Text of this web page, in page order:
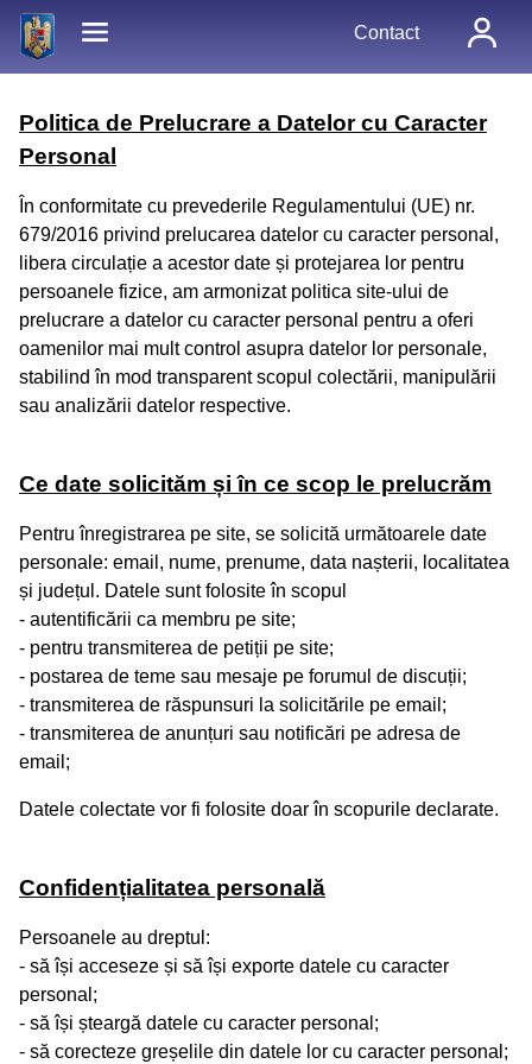
Contact
Politica de Prelucrare a Datelor cu Caracter
Personal
În conformitate cu prevederile Regulamentului (UE) nr.
679/2016 privind prelucarea datelor cu caracter personal,
libera circulație a acestor date și protejarea lor pentru
persoanele fizice, am armonizat politica site-ului de
prelucrare a datelor cu caracter personal pentru a oferi
oamenilor mai mult control asupra datelor lor personale,
stabilind în mod transparent scopul colectării, manipulării
sau analizării datelor respective.
Ce date solicităm și în ce scop le prelucrăm
Pentru înregistrarea pe site, se solicită următoarele date
personale: email, nume, prenume, data nașterii, localitatea
și județul. Datele sunt folosite în scopul
- autentificării ca membru pe site;
- pentru transmiterea de petiții pe site;
- postarea de teme sau mesaje pe forumul de discuții;
- transmiterea de răspunsuri la solicitările pe email;
- transmiterea de anunțuri sau notificări pe adresa de
email;
Datele colectate vor fi folosite doar în scopurile declarate.
Confidențialitatea personală
Persoanele au dreptul:
- să își acceseze și să își exporte datele cu caracter
personal;
- să își șteargă datele cu caracter personal;
- să corecteze greșelile din datele lor cu caracter personal;